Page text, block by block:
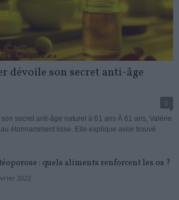
dévoile son secret anti-âge
0
secret anti-âge naturel à 61 ans À 61 ans, Valérie
étonnamment lisse. Elle explique avoir trouvé
: quels aliments renforcent les os ?
2022